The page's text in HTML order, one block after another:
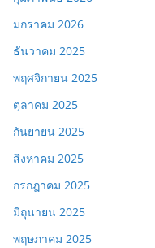
มกราคม 2026
ธันวาคม 2025
พฤศจิกายน 2025
ตุลาคม 2025
กันยายน 2025
สิงหาคม 2025
กรกฎาคม 2025
มิถุนายน 2025
พฤษภาคม 2025